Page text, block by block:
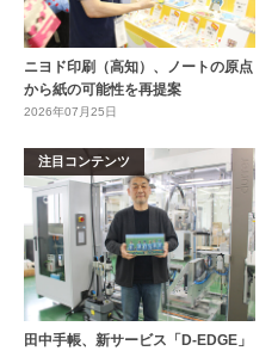
ニヨド印刷（高知）、ノートの原点
から紙の可能性を再提案
2026年07月25日
注目コンテンツ
田中手帳、新サービス「D-EDGE」